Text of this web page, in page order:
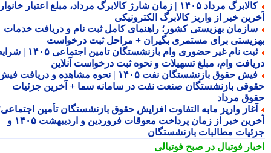
کالابرگ مرداد ۱۴۰۵ | زمان شارژ کالابرگ مرداد، مبلغ اعتبار خانوار و
خبر از واریز کالابرگ الکترونیکی
بهزیستی کشور؛ راهنمای کامل ثبت نام و دریافت خدمات
برای مستمری بگیران + مراحل ثبت درخواست
ثبت نام غیر حضوری وام بازنشستگان تامین اجتماعی ۱۴۰۵ | شرایط
وام، مبلغ تسهیلات و نحوه ثبت درخواست آنلاین
فیش حقوق بازنشستگان نفت ۱۴۰۵ | نحوه مشاهده و دریافت فیش
بازنشستگان صنعت نفت در سامانه سما + آخرین جزئیات
مرداد
واریز مابه التفاوت افزایش حقوق بازنشستگان تأمین اجتماعی؛
آخرین خبر از زمان پرداخت معوقات فروردین و اردیبهشت ۱۴۰۵ و
مطالبات بازنشستگان
فوتبال در صبح فوتبالی